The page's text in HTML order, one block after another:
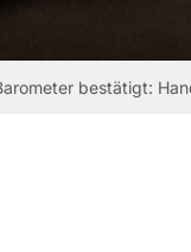
bestätigt: